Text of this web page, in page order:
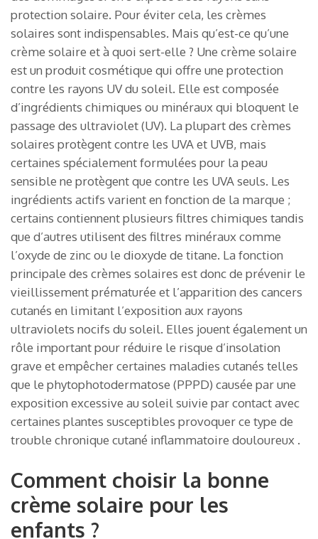
protection solaire. Pour éviter cela, les crèmes
solaires sont indispensables. Mais qu’est-ce qu’une
crème solaire et à quoi sert-elle ? Une crème solaire
est un produit cosmétique qui offre une protection
contre les rayons UV du soleil. Elle est composée
d’ingrédients chimiques ou minéraux qui bloquent le
passage des ultraviolet (UV). La plupart des crèmes
solaires protègent contre les UVA et UVB, mais
certaines spécialement formulées pour la peau
sensible ne protègent que contre les UVA seuls. Les
ingrédients actifs varient en fonction de la marque ;
certains contiennent plusieurs filtres chimiques tandis
que d’autres utilisent des filtres minéraux comme
l’oxyde de zinc ou le dioxyde de titane. La fonction
principale des crèmes solaires est donc de prévenir le
vieillissement prématurée et l’apparition des cancers
cutanés en limitant l’exposition aux rayons
ultraviolets nocifs du soleil. Elles jouent également un
rôle important pour réduire le risque d’insolation
grave et empêcher certaines maladies cutanés telles
que le phytophotodermatose (PPPD) causée par une
exposition excessive au soleil suivie par contact avec
certaines plantes susceptibles provoquer ce type de
trouble chronique cutané inflammatoire douloureux .
Comment choisir la bonne
crème solaire pour les
enfants ?